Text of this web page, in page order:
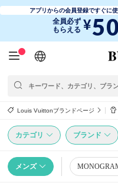
アプリからの会員登録ですぐに
全員必ず
もらえる ¥
日本語
English
简体中文
繁體中文
Louis Vuittonブランドページ
カテゴリ ブランド
メンズ